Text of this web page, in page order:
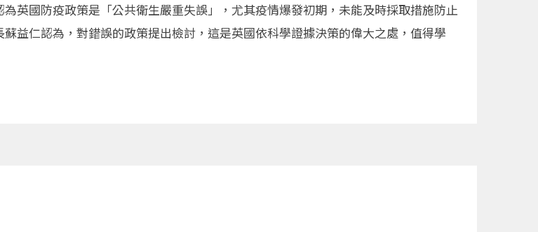
英國防疫政策是「公共衛生嚴重失誤」，尤其疫情爆發初期，未能及時採取措施防止
益仁認為，對錯誤的政策提出檢討，這是英國依科學證據決策的偉大之處，值得學